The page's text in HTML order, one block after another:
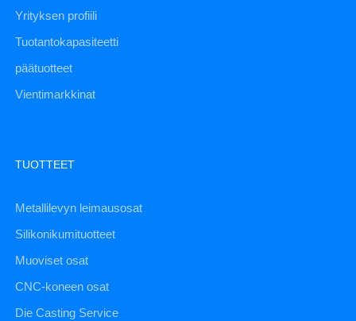
Yrityksen profiili
Tuotantokapasiteetti
päätuotteet
Vientimarkkinat
TUOTTEET
Metallilevyn leimausosat
Silikonikumituotteet
Muoviset osat
CNC-koneen osat
Die Casting Service